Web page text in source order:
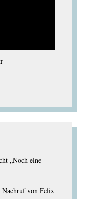
„Noch eine
von Felix